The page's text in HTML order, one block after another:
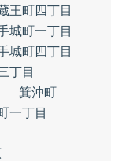
王町四丁目
城町一丁目
城町四丁目
丁目
箕沖町
一丁目